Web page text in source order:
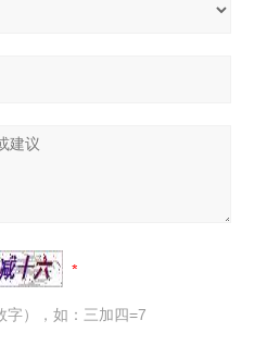
字），如：三加四=7